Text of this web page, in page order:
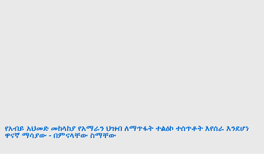
የአብይ አህመድ መከላከያ የአማራን ህዝብ ለማጥፋት ተልዕኮ ተሰጥቶት እየሰራ እንደሆነ
ዋናኛ ማሳያው - በምናላቸው ስማቸው